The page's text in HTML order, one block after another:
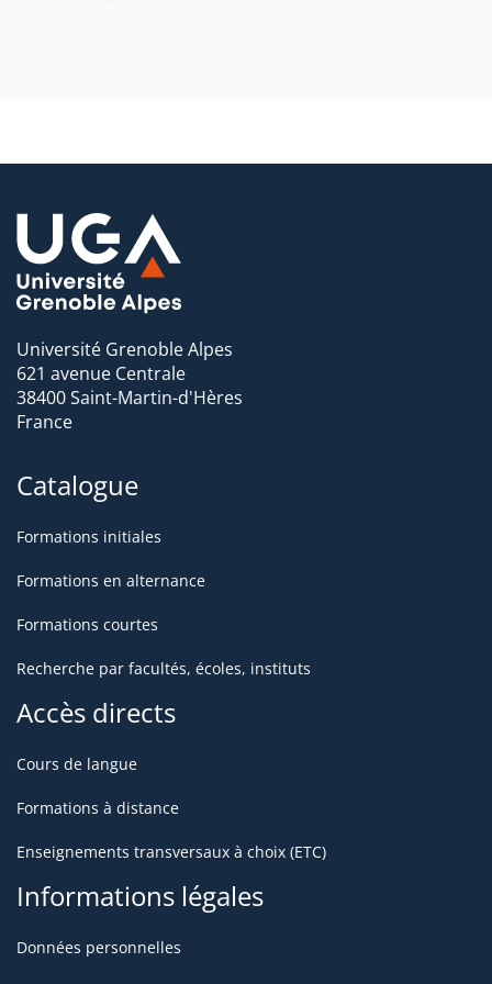
secteur/)
Université Grenoble Alpes
621 avenue Centrale
38400 Saint-Martin-d'Hères
France
Catalogue
Formations initiales
Formations en alternance
Formations courtes
Recherche par facultés, écoles, instituts
Accès directs
Cours de langue
Formations à distance
Enseignements transversaux à choix (ETC)
Informations légales
Données personnelles